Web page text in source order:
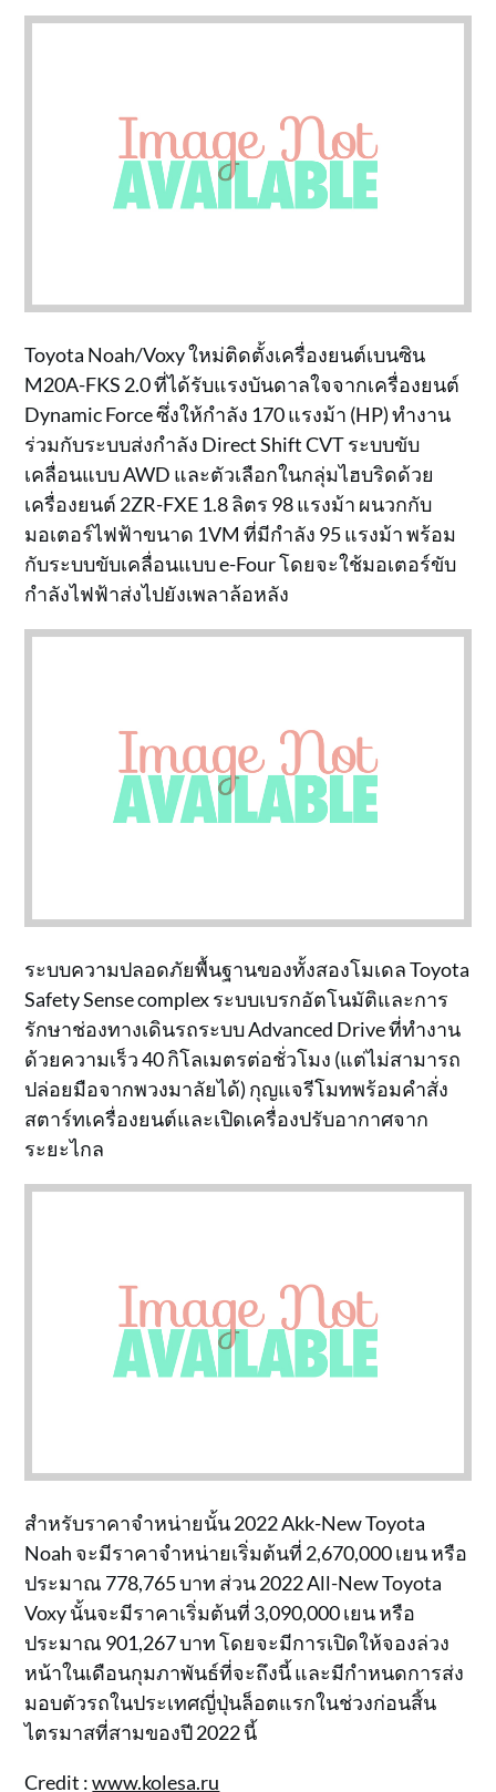
Toyota Noah/Voxy ใหม่ติดตั้งเครื่องยนต์เบนซิน
M20A-FKS 2.0 ที่ได้รับแรงบันดาลใจจากเครื่องยนต์
Dynamic Force ซึ่งให้กำลัง 170 แรงม้า (HP) ทำงาน
ร่วมกับระบบส่งกำลัง Direct Shift CVT ระบบขับ
เคลื่อนแบบ AWD และตัวเลือกในกลุ่มไฮบริดด้วย
เครื่องยนต์ 2ZR-FXE 1.8 ลิตร 98 แรงม้า ผนวกกับ
มอเตอร์ไฟฟ้าขนาด 1VM ที่มีกำลัง 95 แรงม้า พร้อม
กับระบบขับเคลื่อนแบบ e-Four โดยจะใช้มอเตอร์ขับ
กำลังไฟฟ้าส่งไปยังเพลาล้อหลัง
ระบบความปลอดภัยพื้นฐานของทั้งสองโมเดล Toyota
Safety Sense complex ระบบเบรกอัตโนมัติและการ
รักษาช่องทางเดินรถระบบ Advanced Drive ที่ทำงาน
ด้วยความเร็ว 40 กิโลเมตรต่อชั่วโมง (แต่ไม่สามารถ
ปล่อยมือจากพวงมาลัยได้) กุญแจรีโมทพร้อมคำสั่ง
สตาร์ทเครื่องยนต์และเปิดเครื่องปรับอากาศจาก
ระยะไกล
สำหรับราคาจำหน่ายนั้น 2022 Akk-New Toyota
Noah จะมีราคาจำหน่ายเริ่มต้นที่ 2,670,000 เยน หรือ
ประมาณ 778,765 บาท ส่วน 2022 All-New Toyota
Voxy นั้นจะมีราคาเริ่มต้นที่ 3,090,000 เยน หรือ
ประมาณ 901,267 บาท โดยจะมีการเปิดให้จองล่วง
หน้าในเดือนกุมภาพันธ์ที่จะถึงนี้ และมีกำหนดการส่ง
มอบตัวรถในประเทศญี่ปุ่นล็อตแรกในช่วงก่อนสิ้น
ไตรมาสที่สามของปี 2022 นี้
Credit :www.kolesa.ru